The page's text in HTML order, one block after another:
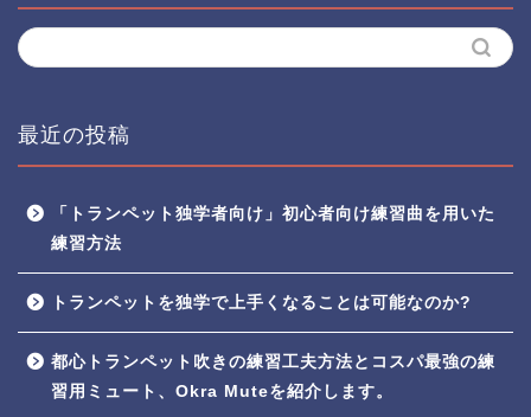
最近の投稿
「トランペット独学者向け」初心者向け練習曲を用いた
練習方法
トランペットを独学で上手くなることは可能なのか?
都心トランペット吹きの練習工夫方法とコスパ最強の練
習用ミュート、Okra Muteを紹介します。